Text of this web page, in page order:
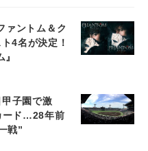
ァントム＆ク
4名が決定！
子園で激
ード…28年前
戦”